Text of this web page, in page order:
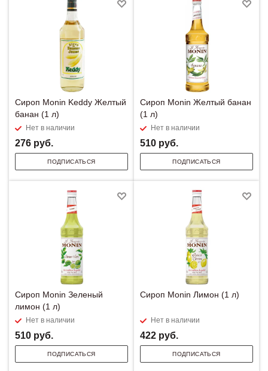
Сироп Monin Keddy Желтый
банан (1 л)
Нет в наличии
276 руб.
ПОДПИСАТЬСЯ
Сироп Monin Желтый банан
(1 л)
Нет в наличии
510 руб.
ПОДПИСАТЬСЯ
Сироп Monin Зеленый
лимон (1 л)
Нет в наличии
510 руб.
ПОДПИСАТЬСЯ
Сироп Monin Лимон (1 л)
Нет в наличии
422 руб.
ПОДПИСАТЬСЯ